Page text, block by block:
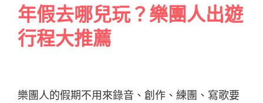
年假去哪兒玩？樂團人出遊
行程大推薦
樂團人的假期不用來錄音、創作、練團、寫歌要